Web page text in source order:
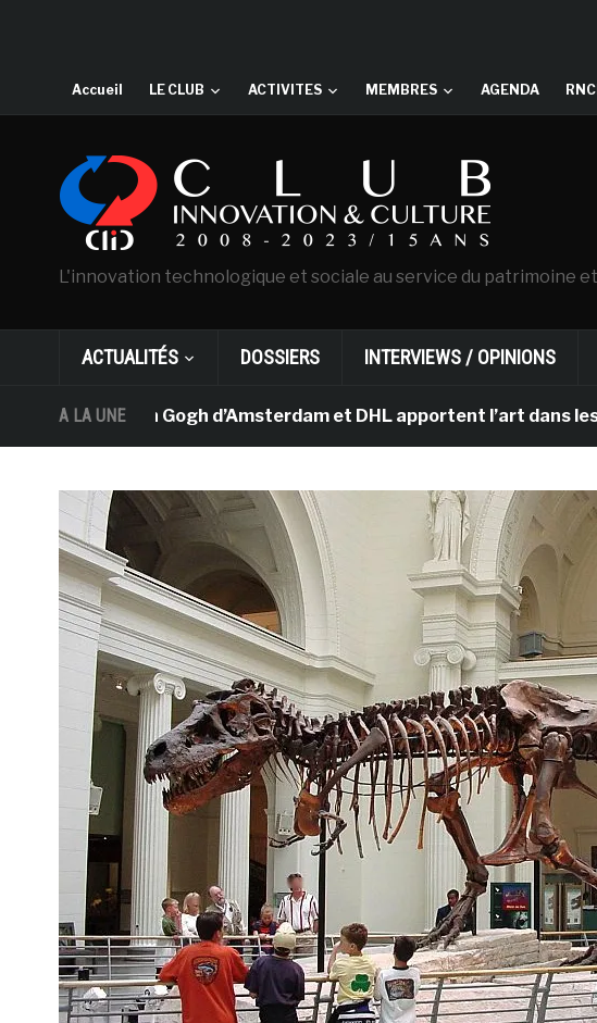
Accueil LE CLUB ACTIVITES MEMBRES AGENDA RNCI
L'innovation technologique et sociale au service du patrimoine
ACTUALITÉS DOSSIERS INTERVIEWS / OPINIONS
A LA UNE
Van Gogh d’Amsterdam et DHL apportent l’art dans les salles